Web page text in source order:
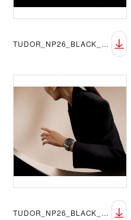
TUDOR_NP26_BLACK_BAY_58_LIFESTYLE_3
TUDOR_NP26_BLACK_BAY_58_LIFESTYLE_5